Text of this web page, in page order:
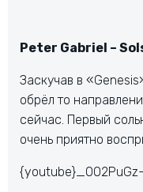
Peter Gabriel –
Заскучав в
обрёл то
сейчас. Первый
очень приятно